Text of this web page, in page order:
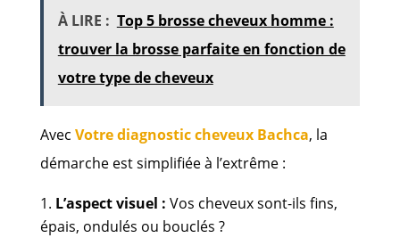
À LIRE : Top 5 brosse cheveux homme :
trouver la brosse parfaite en fonction de
votre type de cheveux
Avec Votre diagnostic cheveux Bachca, la
démarche est simplifiée à l’extrême :
L’aspect visuel : Vos cheveux sont-ils fins,
épais, ondulés ou bouclés ?